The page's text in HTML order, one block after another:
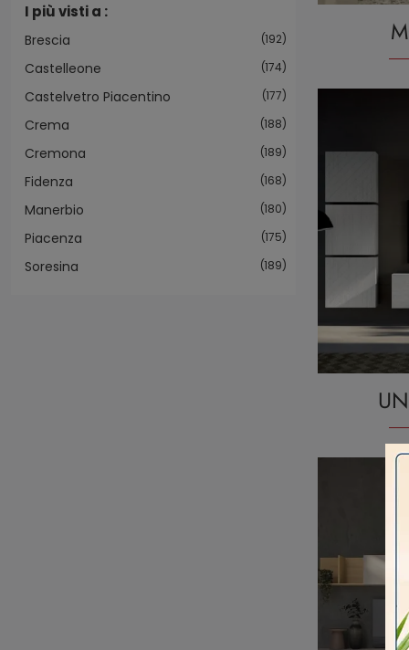
I più visti a :
Brescia 192
Castelleone 174
Castelvetro Piacentino 177
Crema 188
Cremona 189
Fidenza 168
Manerbio 180
Piacenza 175
Soresina 189